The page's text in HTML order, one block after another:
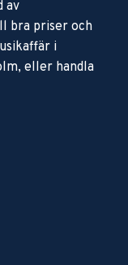
av
bra priser och
i
eller handla